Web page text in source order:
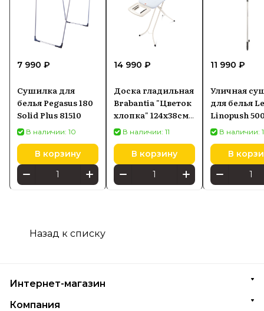
7 990 ₽
Сушилка для
белья Pegasus 180
Solid Plus 81510
В наличии: 10
В корзину
14 990 ₽
Доска гладильная
Brabantia "Цветок
хлопка" 124х38см
(B) 108822
В наличии: 11
В корзину
11 990 ₽
Уличная
для белья
Linopush
(85360)
В наличии:
В
Назад к списку
Интернет-магазин
Компания